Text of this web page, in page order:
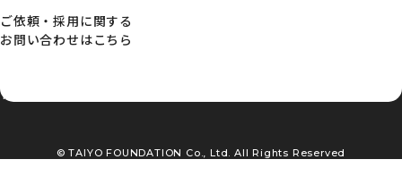
ご依頼・採用に関する
お問い合わせはこちら
TEL : 03-3663-5561
© TAIYO FOUNDATION Co., Ltd. All Rights Reserved